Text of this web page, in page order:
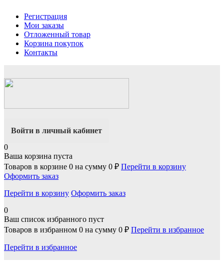
Регистрация
Мои заказы
Отложенный товар
Корзина покупок
Контакты
Войти в личный кабинет
0
Ваша корзина пуста
Товаров в корзине 0 на сумму 0 ₽ Перейти в корзину
Оформить заказ
Перейти в корзину Оформить заказ
0
Ваш список избранного пуст
Товаров в избранном 0 на сумму 0 ₽ Перейти в избранное
Перейти в избранное